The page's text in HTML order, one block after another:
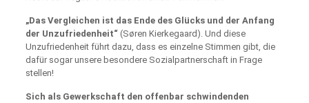
„Das Vergleichen ist das Ende des Glücks und der Anfang
der Unzufriedenheit“(Søren Kierkegaard). Und diese
Unzufriedenheit führt dazu, dass es einzelne Stimmen gibt, die
dafür sogar unsere besondere Sozialpartnerschaft in Frage
stellen!
Sich als Gewerkschaft den offenbar schwindenden